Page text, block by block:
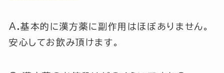
A.基本的に漢方薬に副作用はほぼありません。
安心してお飲み頂けます。